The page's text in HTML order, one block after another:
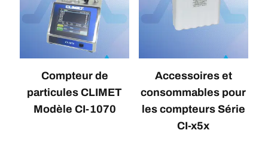
Compteur de
particules CLIMET
Modèle CI-1070
Accessoires et
consommables pour
les compteurs Série
CI-x5x